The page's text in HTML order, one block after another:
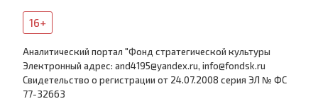
16+
Аналитический портал "Фонд стратегической культуры
Электронный адрес: and4195@yandex.ru, info@fondsk.ru
Cвидетельство о регистрации от 24.07.2008 серия ЭЛ № ФС
77-32663